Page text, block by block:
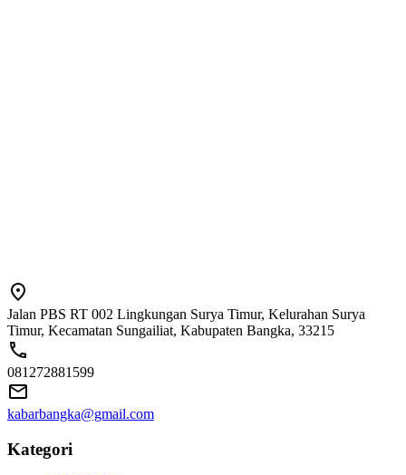
Jalan PBS RT 002 Lingkungan Surya Timur, Kelurahan Surya
Timur, Kecamatan Sungailiat, Kabupaten Bangka, 33215
081272881599
kabarbangka@gmail.com
Kategori